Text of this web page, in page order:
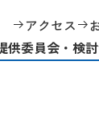
アクセス
供委員会・検